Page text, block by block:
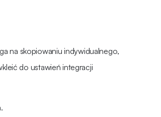
na skopiowaniu indywidualnego,
do ustawień integracji